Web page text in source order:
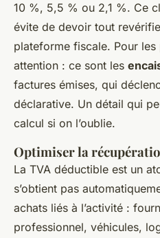
10 %, 5,5 % ou 2,1 %. Ce
évite de devoir tout
plateforme fiscale. Pour
attention : ce sont les
factures émises, qui
déclarative. Un détail qui
calcul si on l’oublie.
Optimiser la
La TVA déductible est un
s’obtient pas
achats liés à l’activité :
professionnel, véhicules,